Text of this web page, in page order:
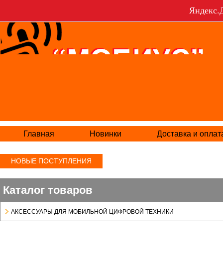
Главная Новинки Доставка и
НОВЫЕ ПОСТУПЛЕНИЯ
Каталог товаров
АКСЕСCУАРЫ ДЛЯ МОБИЛЬНОЙ ЦИФРОВОЙ ТЕХНИКИ